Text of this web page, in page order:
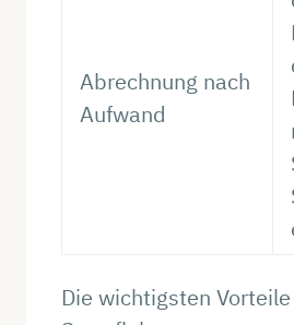
Abrechnung nach
Aufwand
Die wichtigsten